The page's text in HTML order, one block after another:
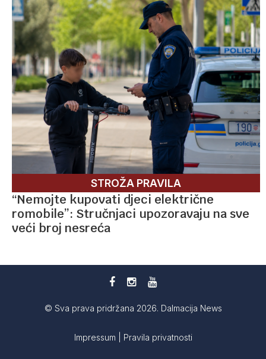
STROŽA PRAVILA
“Nemojte kupovati djeci električne
romobile”: Stručnjaci upozoravaju na sve
veći broj nesreća
© Sva prava pridržana 2026. Dalmacija News
Impressum Pravila privatnosti